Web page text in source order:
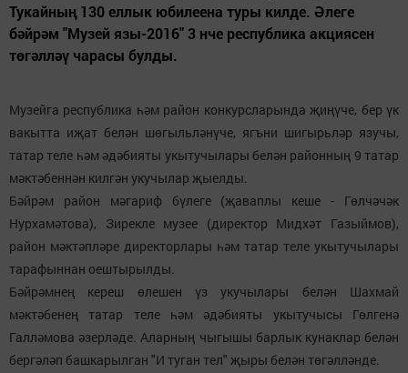
Тукайның 130 еллык юбилеена туры килде. Әлеге
бәйрәм "Музей язы-2016" 3 нче республика акциясен
төгәлләү чарасы булды.
Музейга республика һәм район конкурсларында җиңүче, бер үк
вакытта иҗат белән шөгыльләнүче, ягъни шигырьләр язучы,
татар теле һәм әдәбияты укытучылары белән районның 9 татар
мәктәбеннән килгән укучылар җыелды.
Бәйрәм район мәгариф бүлеге (җаваплы кеше - Гөлчәчәк
Нурхамәтова), Зирекле музее (директор Мидхәт Газыймов),
район мәктәпләре директорлары һәм татар теле укытучылары
тарафыннан оештырылды.
Бәйрәмнең кереш өлешен үз укучылары белән Шахмай
мәктәбенең татар теле һәм әдәбияты укытучысы Гөлгенә
Галләмова әзерләде. Аларның чыгышы барлык кунаклар белән
бергәләп башкарылган "И туган тел" җыры белән төгәлләнде.